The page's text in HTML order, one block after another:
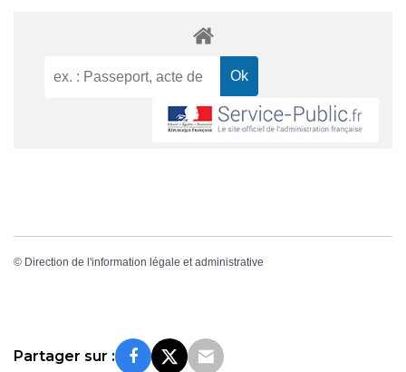
© Direction de l'information légale et administrative
Partager sur :